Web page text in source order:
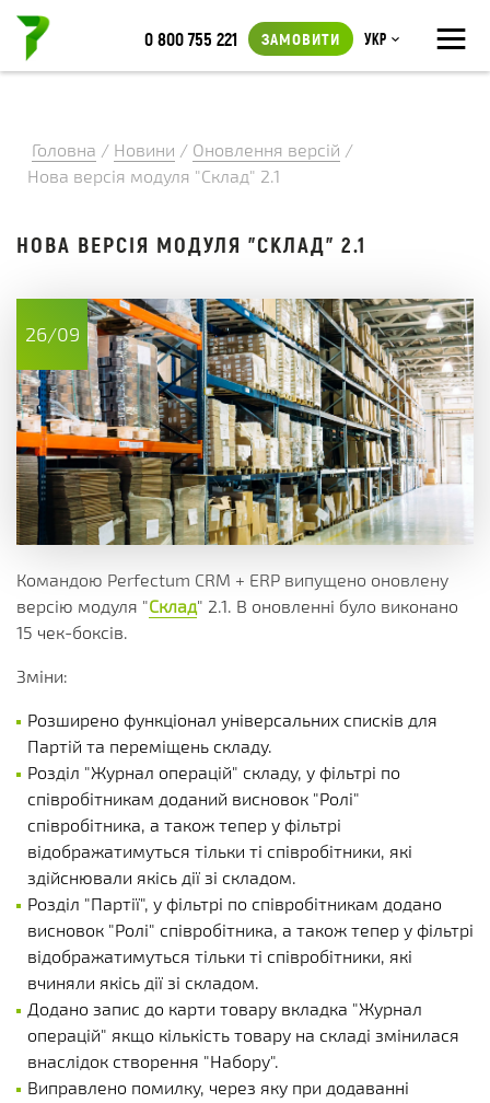
≡
0 800 755 221 ЗАМОВИТИ Укр
Головна / Новини / Оновлення версій /
Нова версія модуля "Склад" 2.1
НОВА ВЕРСІЯ МОДУЛЯ "СКЛАД" 2.1
26/09
Командою Perfectum CRM + ERP випущено оновлену
версію модуля "Склад" 2.1. В оновленні було виконано
15 чек-боксів.
Зміни:
Розширено функціонал універсальних списків для
Партій та переміщень складу.
Розділ "Журнал операцій" складу, у фільтрі по
співробітникам доданий висновок "Ролі"
співробітника, а також тепер у фільтрі
відображатимуться тільки ті співробітники, які
здійснювали якісь дії зі складом.
Розділ "Партії", у фільтрі по співробітникам додано
висновок "Ролі" співробітника, а також тепер у фільтрі
відображатимуться тільки ті співробітники, які
вчиняли якісь дії зі складом.
Додано запис до карти товару вкладка "Журнал
операцій" якщо кількість товару на складі змінилася
внаслідок створення "Набору".
Виправлено помилку, через яку при додаванні